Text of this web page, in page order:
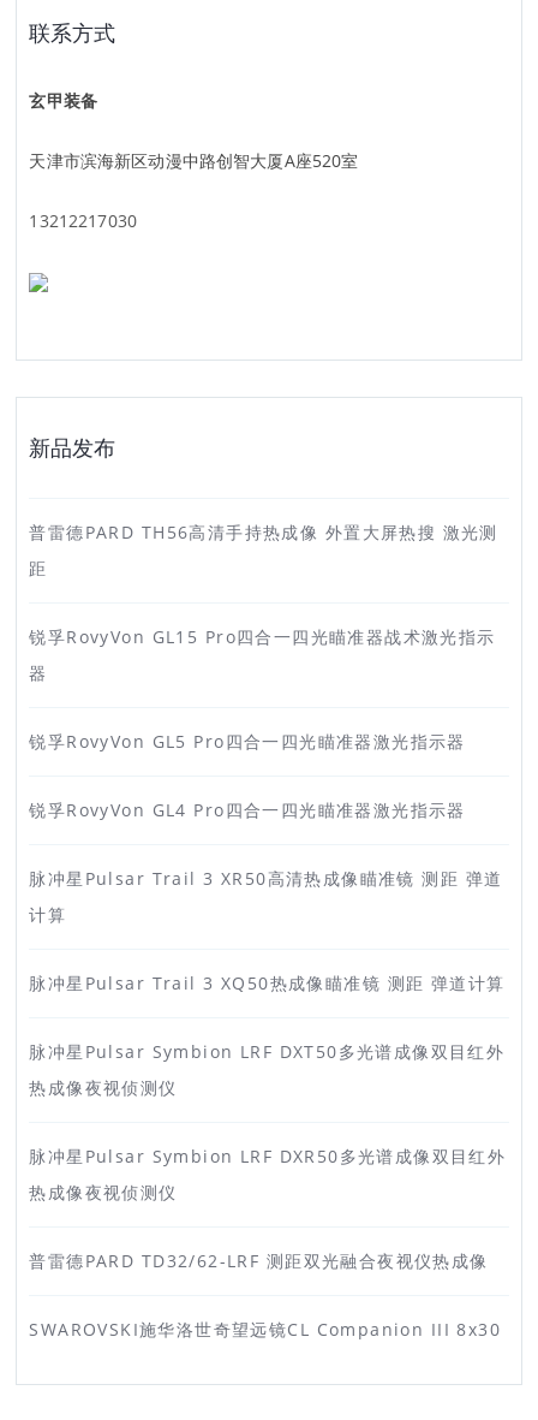
联系方式
玄甲装备
天津市滨海新区动漫中路创智大厦A座520室
13212217030
新品发布
普雷德PARD TH56高清手持热成像 外置大屏热搜 激光测
距
锐孚RovyVon GL15 Pro四合一四光瞄准器战术激光指示
器
锐孚RovyVon GL5 Pro四合一四光瞄准器激光指示器
锐孚RovyVon GL4 Pro四合一四光瞄准器激光指示器
脉冲星Pulsar Trail 3 XR50高清热成像瞄准镜 测距 弹道
计算
脉冲星Pulsar Trail 3 XQ50热成像瞄准镜 测距 弹道计算
脉冲星Pulsar Symbion LRF DXT50多光谱成像双目红外
热成像夜视侦测仪
脉冲星Pulsar Symbion LRF DXR50多光谱成像双目红外
热成像夜视侦测仪
普雷德PARD TD32/62-LRF 测距双光融合夜视仪热成像
SWAROVSKI施华洛世奇望远镜CL Companion III 8x30